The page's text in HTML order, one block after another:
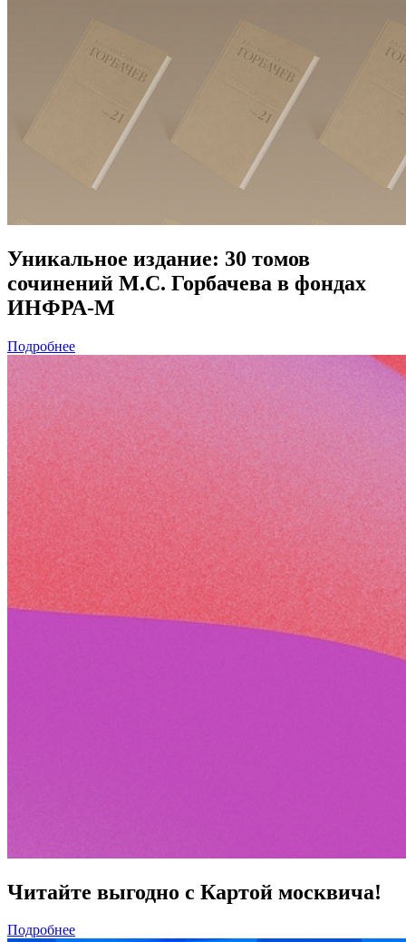
Уникальное издание: 30 томов
сочинений М.С. Горбачева в фондах
ИНФРА-М
Подробнее
Читайте выгодно с Картой москвича!
Подробнее